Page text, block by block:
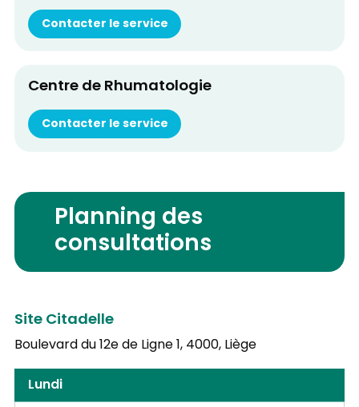
Contacter le service
Centre de Rhumatologie
Contacter le service
Planning des
consultations
Site Citadelle
Boulevard du 12e de Ligne 1,4000, Liège
Lundi